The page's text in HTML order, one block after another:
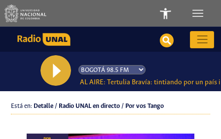
AL AIRE: Tertulia Bravía: tintiando por un
Está en: Detalle / Radio UNAL en directo / Por vos Tango